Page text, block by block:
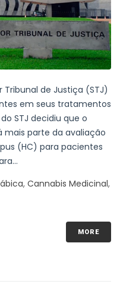
de Justiça (STJ)
em seus tratamentos
STJ decidiu que o
parte da avaliação
(HC) para pacientes
, Cannabis Medicinal,
MORE